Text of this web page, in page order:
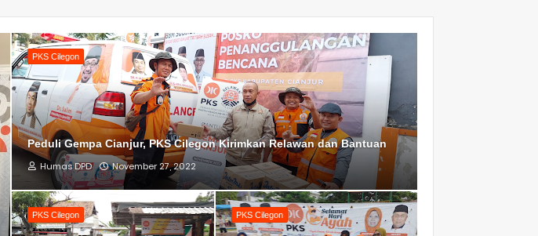
PKS Cilegon
Peduli Gempa Cianjur, PKS Cilegon Kirimkan Relawan dan Bantuan
Humas DPD
November 27, 2022
PKS Cilegon
PKS Cilegon